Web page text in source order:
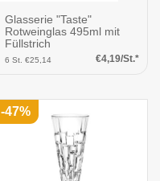
Glasserie "Taste"
Rotweinglas 495ml mit
Füllstrich
6 St. €25,14 €4,19/St.*
-47%